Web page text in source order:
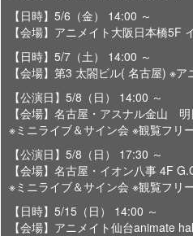
【日時】5/6（金） 14:00 ～
【会場】アニメイト大阪日本橋5F
【日時】5/7（土） 14:00 ～
【会場】第3 太閤ビル( 名古屋) ※ア
【公演日】5/8（日） 14:00 ～
【会場】名古屋・アスナル金山
※ミニライブ＆サイン会 ※観覧フリ
【公演日】5/8（日） 17:30 ～
【会場】名古屋・イオン八事 4F
※ミニライブ＆サイン会 ※観覧フリ
【日時】5/15（日） 14:00 ～
【会場】アニメイト仙台animate